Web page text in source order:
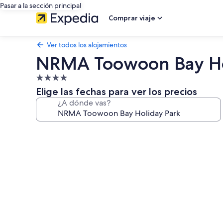
Pasar a la sección principal
Comprar viaje
Ver todos los alojamientos
NRMA Toowoon Bay
Alojamiento
de
4.0 estrellas
Elige las fechas para ver los precios
¿A dónde vas?